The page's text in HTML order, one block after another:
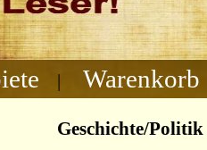
| Warenkorb
Geschichte/